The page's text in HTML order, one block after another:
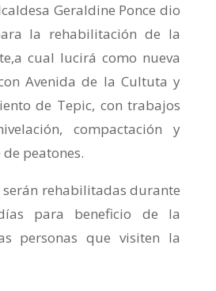
Geraldine Ponce dio
la rehabilitación de la
cual lucirá como nueva
Avenida de la Cultuta y
de Tepic, con trabajos
compactación y
peatones.
rehabilitadas durante
para beneficio de la
personas que visiten la